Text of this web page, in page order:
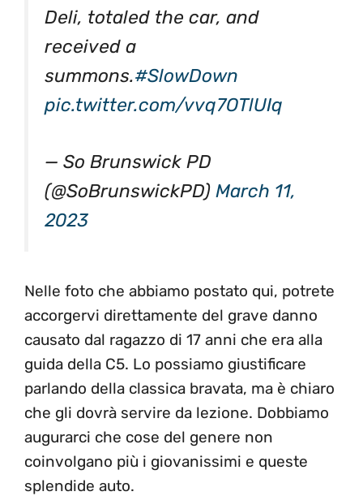
Deli, totaled the car, and
received a
summons.#SlowDown
pic.twitter.com/vvq7OTlUIq
— So Brunswick PD
(@SoBrunswickPD) March 11,
2023
Nelle foto che abbiamo postato qui, potrete
accorgervi direttamente del grave danno
causato dal ragazzo di 17 anni che era alla
guida della C5. Lo possiamo giustificare
parlando della classica bravata, ma è chiaro
che gli dovrà servire da lezione. Dobbiamo
augurarci che cose del genere non
coinvolgano più i giovanissimi e queste
splendide auto.